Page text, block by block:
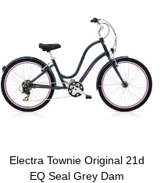
Electra Townie Original 21d
EQ Seal Grey Dam